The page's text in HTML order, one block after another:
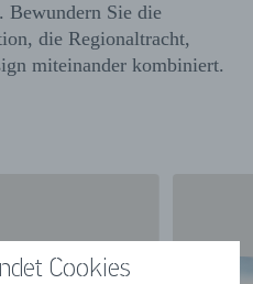
Cookies
Bewundern Sie die
die Regionaltracht,
miteinander kombiniert.